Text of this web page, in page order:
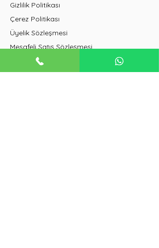
Gizlilik Politikası
Çerez Politikası
Üyelik Sözleşmesi
Mesafeli Satış Sözleşmesi
İptal ve İade Koşulları